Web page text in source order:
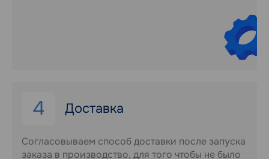
4 Доставка
Согласовываем способ доставки после запуска
заказа в производство, для того чтобы не было